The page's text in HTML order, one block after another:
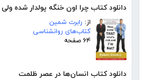
دانلود کتاب چرا اون خنگه پولدار شده
از: رابرت شمین
کتاب‌های روانشناسی
۶۴ صفحه
دانلود کتاب انسان‌ها در عصر ظلمت